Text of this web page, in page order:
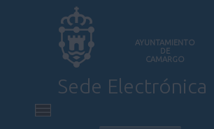
AYUNTAMIENTO
DE
CAMARGO
Sede Electrónica